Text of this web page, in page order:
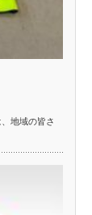
地域の皆さ